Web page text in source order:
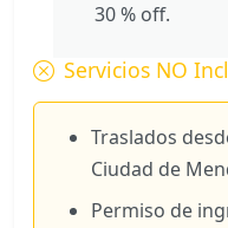
30 % off.
Servicios NO
Traslados
Ciudad de
Permiso de